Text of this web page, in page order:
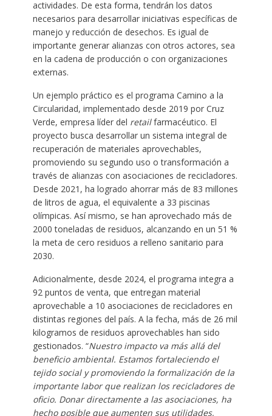
actividades. De esta forma, tendrán los datos
necesarios para desarrollar iniciativas específicas de
manejo y reducción de desechos. Es igual de
importante generar alianzas con otros actores, sea
en la cadena de producción o con organizaciones
externas.
Un ejemplo práctico es el programa Camino a la
Circularidad, implementado desde 2019 por Cruz
Verde, empresa líder del retailfarmacéutico. El
proyecto busca desarrollar un sistema integral de
recuperación de materiales aprovechables,
promoviendo su segundo uso o transformación a
través de alianzas con asociaciones de recicladores.
Desde 2021, ha logrado ahorrar más de 83 millones
de litros de agua, el equivalente a 33 piscinas
olímpicas. Así mismo, se han aprovechado más de
2000 toneladas de residuos, alcanzando en un 51 %
la meta de cero residuos a relleno sanitario para
2030.
Adicionalmente, desde 2024, el programa integra a
92 puntos de venta, que entregan material
aprovechable a 10 asociaciones de recicladores en
distintas regiones del país. A la fecha, más de 26 mil
kilogramos de residuos aprovechables han sido
gestionados. “Nuestro impacto va más allá del
beneficio ambiental. Estamos fortaleciendo el
tejido social y promoviendo la formalización de la
importante labor que realizan los recicladores de
oficio. Donar directamente a las asociaciones, ha
hecho posible que aumenten sus utilidades,